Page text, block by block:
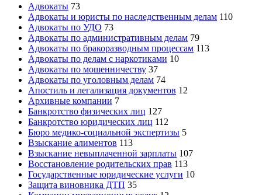
Адвокаты 73
Адвокаты и юристы по наследственным делам 110
Адвокаты по УДО 73
Адвокаты по административным делам 79
Адвокаты по бракоразводным процессам 113
Адвокаты по делам с наркотиками 10
Адвокаты по мошенничеству 37
Адвокаты по уголовным делам 74
Апостиль и легализация документов 12
Архивные компании 7
Банкротство физических лиц 127
Банкротство юридических лиц 112
Бюро медико-социальной экспертизы 5
Взыскание алиментов 113
Взыскание невыплаченной зарплаты 107
Восстановление родительских прав 113
Государственные юридические услуги 10
Защита виновника ДТП 35